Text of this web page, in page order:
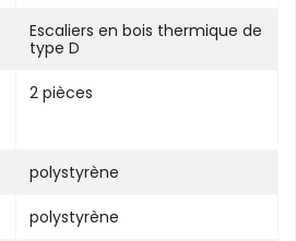
Escaliers en bois thermique de
type D
2 pièces
polystyrène
polystyrène